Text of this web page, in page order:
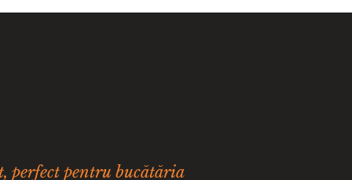
perfect pentru bucătăria